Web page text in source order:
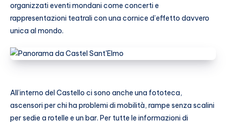
organizzati eventi mondani come concerti e
rappresentazioni teatrali con una cornice d’effetto davvero
unica al mondo.
All’interno del Castello ci sono anche una fototeca,
ascensori per chi ha problemi di mobilità, rampe senza scalini
per sedie a rotelle e un bar. Per tutte le informazioni di